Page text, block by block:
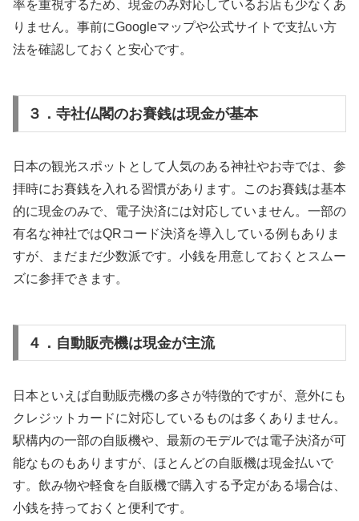
率を重視するため、現金のみ対応しているお店も少なくあ
りません。事前にGoogleマップや公式サイトで支払い方
法を確認しておくと安心です。
３．寺社仏閣のお賽銭は現金が基本
日本の観光スポットとして人気のある神社やお寺では、参
拝時にお賽銭を入れる習慣があります。このお賽銭は基本
的に現金のみで、電子決済には対応していません。一部の
有名な神社ではQRコード決済を導入している例もありま
すが、まだまだ少数派です。小銭を用意しておくとスムー
ズに参拝できます。
４．自動販売機は現金が主流
日本といえば自動販売機の多さが特徴的ですが、意外にも
クレジットカードに対応しているものは多くありません。
駅構内の一部の自販機や、最新のモデルでは電子決済が可
能なものもありますが、ほとんどの自販機は現金払いで
す。飲み物や軽食を自販機で購入する予定がある場合は、
小銭を持っておくと便利です。